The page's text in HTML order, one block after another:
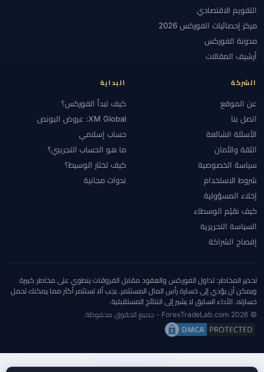
التقويم الاقتصادي
مركز إحصائيات الفوركس 2026
مدونة الفوركس
أرشيف المقالات
الشركة
عن الموقع
اتصل بنا
الأسئلة الشائعة
الثقة والأمان
سياسة الخصوصية
شروط الاستخدام
إخلاء المسؤولية
كيف نقيّم الوسطاء
السياسة التحريرية
إفصاح الشراكة
البداية
كيف تبدأ الفوركس؟
XM Global: عروض البونص
حساب إسلامي
ما هو الحساب التجريبي؟
كيف تختار الوسيط؟
ندوات مجانية
تحذير المخاطر: تداول الفوركس والعقود مقابل الفروقات ينطوي على مخاطر كبيرة
ويمكن أن يؤدي إلى خسارة رأس المال المستثمر. يجب ألا تستثمر أكثر مما يمكنك تحمل
خسارته. الأداء السابق لا يشير إلى النتائج المستقبلية.
© 2026 ForexTradeLab.com - جميع الحقوق محفوظة.